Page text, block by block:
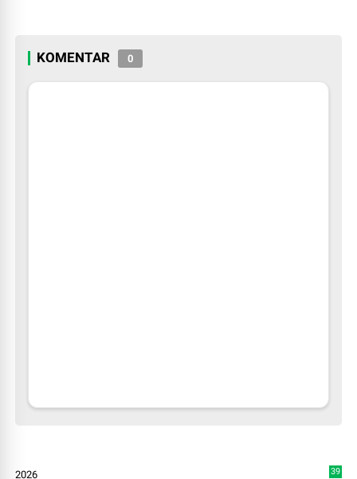
KOMENTAR 0
2026
39